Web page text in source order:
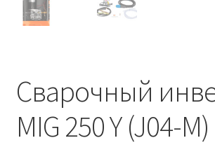
Сварочный
MIG 250 Y (J04-M)